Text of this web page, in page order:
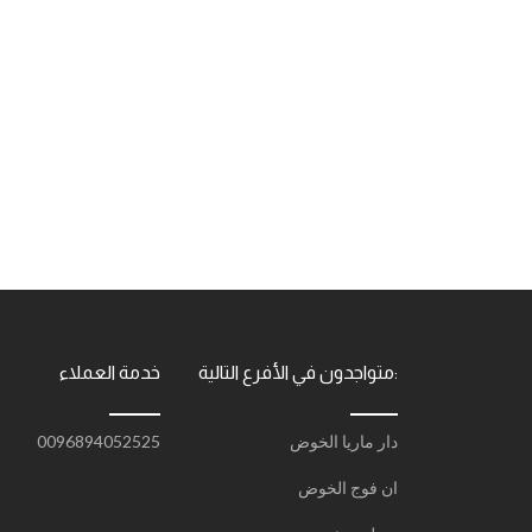
خدمة العملاء
0096894052525
متواجدون في الأفرع التالية:
دار ماريا الخوض
ان فوج الخوض